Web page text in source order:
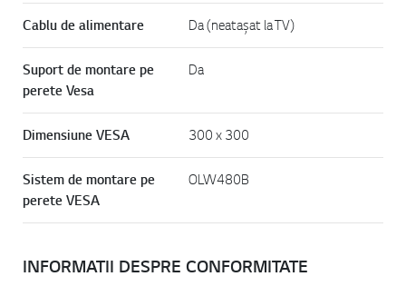
Cablu de alimentare Da (neatașat la TV)
Suport de montare pe
perete Vesa
Da
Dimensiune VESA 300 x 300
Sistem de montare pe
perete VESA
OLW480B
INFORMATII DESPRE CONFORMITATE